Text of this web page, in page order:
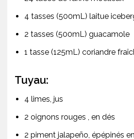
4 tasses (500mL) laitue
2 tasses (500mL) guacamole
1 tasse (125mL) coriandre
Tuyau:
4 limes, jus
2 oignons rouges , en dés
2 piment jalapeño, épépinés